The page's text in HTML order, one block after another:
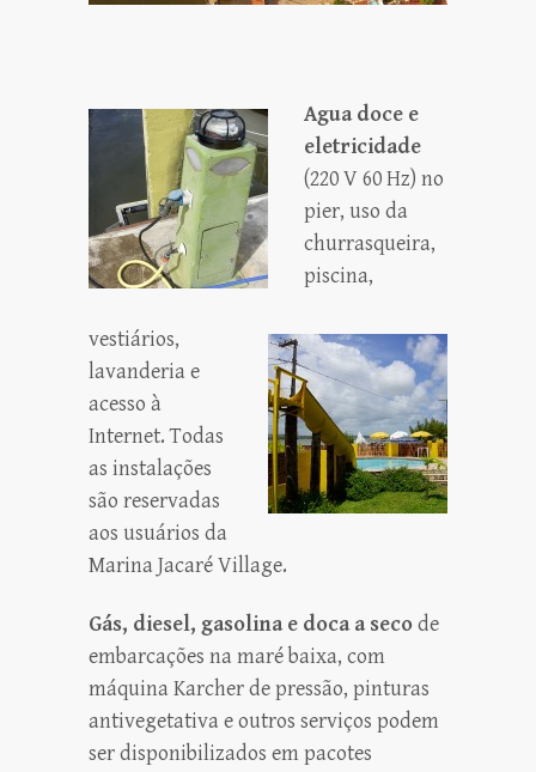
Agua doce e
eletricidade
(220 V 60 Hz) no
pier, uso da
churrasqueira,
piscina,
vestiários,
lavanderia e
acesso à
Internet. Todas
as instalações
são reservadas
aos usuários da
Marina Jacaré Village.
Gás, diesel, gasolina e doca a secode
embarcações na maré baixa, com
máquina Karcher de pressão, pinturas
antivegetativa e outros serviços podem
ser disponibilizados em pacotes